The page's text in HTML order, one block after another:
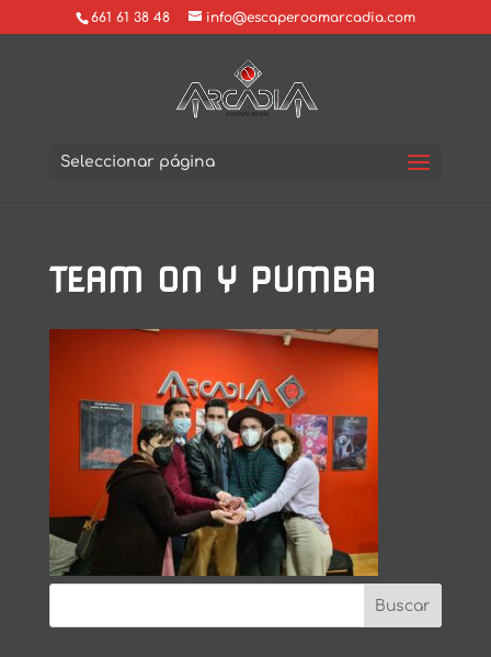
661 61 38 48 info@escaperoomarcadia.com
Seleccionar página
TEAM ON Y PUMBA